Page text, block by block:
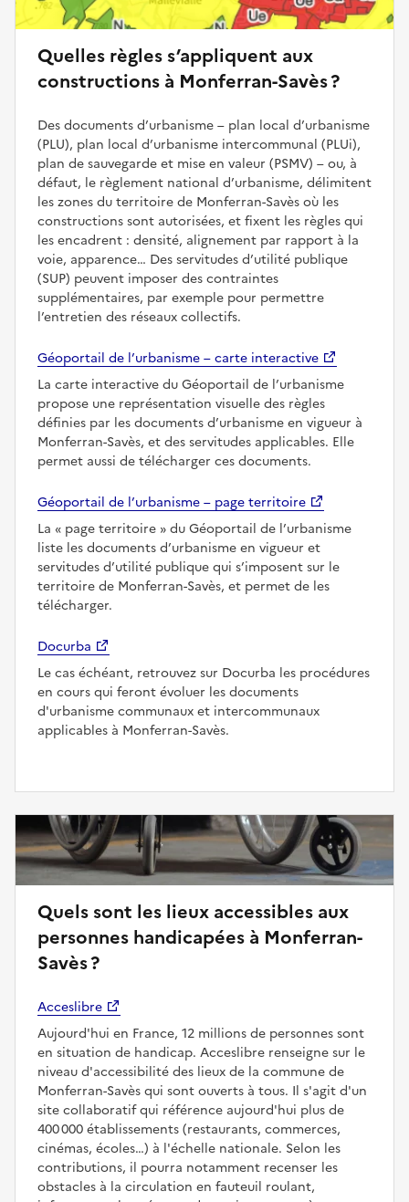
Quelles règles s’appliquent aux
constructions à Monferran-Savès ?
Des documents d’urbanisme – plan local d’urbanisme
(PLU), plan local d’urbanisme intercommunal (PLUi),
plan de sauvegarde et mise en valeur (PSMV) – ou, à
défaut, le règlement national d’urbanisme, délimitent
les zones du territoire de Monferran-Savès où les
constructions sont autorisées, et fixent les règles qui
les encadrent : densité, alignement par rapport à la
voie, apparence… Des servitudes d’utilité publique
(SUP) peuvent imposer des contraintes
supplémentaires, par exemple pour permettre
l’entretien des réseaux collectifs.
Géoportail de l’urbanisme – carte interactive
La carte interactive du Géoportail de l’urbanisme
propose une représentation visuelle des règles
définies par les documents d’urbanisme en vigueur à
Monferran-Savès, et des servitudes applicables. Elle
permet aussi de télécharger ces documents.
Géoportail de l’urbanisme – page territoire
La
page territoire
du Géoportail de l’urbanisme
liste les documents d’urbanisme en vigueur et
servitudes d’utilité publique qui s’imposent sur le
territoire de Monferran-Savès, et permet de les
télécharger.
Docurba
Le cas échéant, retrouvez sur Docurba les procédures
en cours qui feront évoluer les documents
d'urbanisme communaux et intercommunaux
applicables à Monferran-Savès.
Quels sont les lieux accessibles aux
personnes handicapées à Monferran-
Savès ?
Acceslibre
Aujourd'hui en France, 12 millions de personnes sont
en situation de handicap. Acceslibre renseigne sur le
niveau d'accessibilité des lieux de la commune de
Monferran-Savès qui sont ouverts à tous. Il s'agit d'un
site collaboratif qui référence aujourd'hui plus de
400 000 établissements (restaurants, commerces,
cinémas, écoles…) à l'échelle nationale. Selon les
contributions, il pourra notamment recenser les
obstacles à la circulation en fauteuil roulant,